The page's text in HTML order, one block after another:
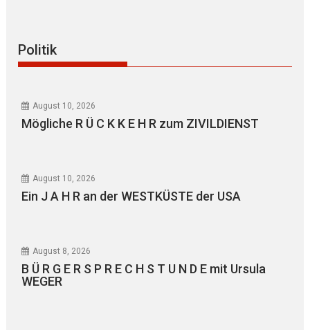
Politik
August 10, 2026
Mögliche R Ü C K K E H R zum ZIVILDIENST
August 10, 2026
Ein J A H R an der WESTKÜSTE der USA
August 8, 2026
B Ü R G E R S P R E C H S T U N D E mit Ursula
WEGER